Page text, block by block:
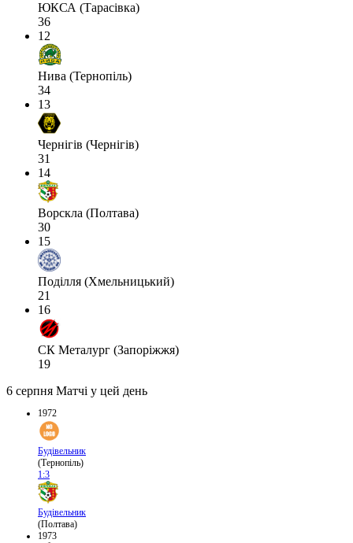
ЮКСА (Тарасівка)
36
12
Нива (Тернопіль)
34
13
Чернігів (Чернігів)
31
14
Ворскла (Полтава)
30
15
Поділля (Хмельницький)
21
16
СК Металург (Запоріжжя)
19
6 серпня Матчі у цей день
1972
Будівельник
(Тернопіль)
1:3
Будівельник
(Полтава)
1973